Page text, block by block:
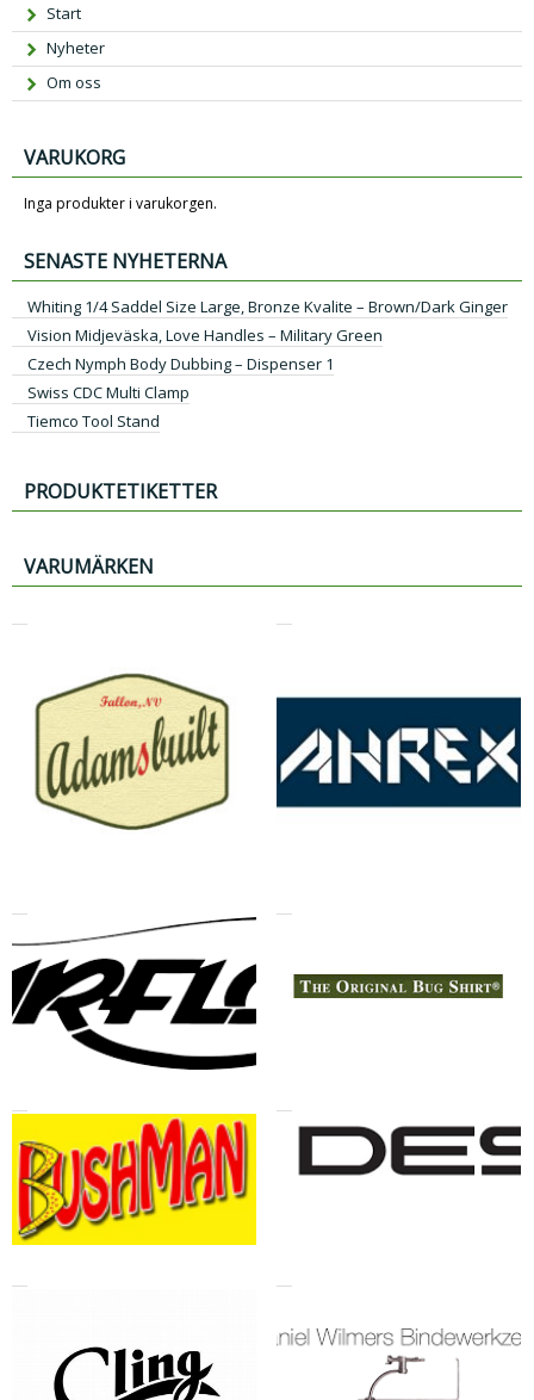
Start
Nyheter
Om oss
VARUKORG
Inga produkter i varukorgen.
SENASTE NYHETERNA
Whiting 1/4 Saddel Size Large, Bronze Kvalite – Brown/Dark Ginger
Vision Midjeväska, Love Handles – Military Green
Czech Nymph Body Dubbing – Dispenser 1
Swiss CDC Multi Clamp
Tiemco Tool Stand
PRODUKTETIKETTER
VARUMÄRKEN